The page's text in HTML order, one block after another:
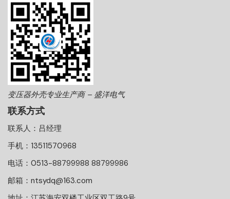
变压器外壳专业生产商 – 盛洋电气
联系方式
联系人：吕经理
手机：13511570968
电话：0513-88799988 88799986
邮箱：ntsydq@163.com